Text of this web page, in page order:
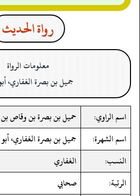
رواة الحدیث
معلومات الرواة
جميل بن بصرة الغفاري،
اسم الراوي:
حميل بن بصرة بن وقاص
اسم الشهرة:
جميل بن بصرة الغفاري،
النسب:
الغفاري
الرتبة:
صحابي